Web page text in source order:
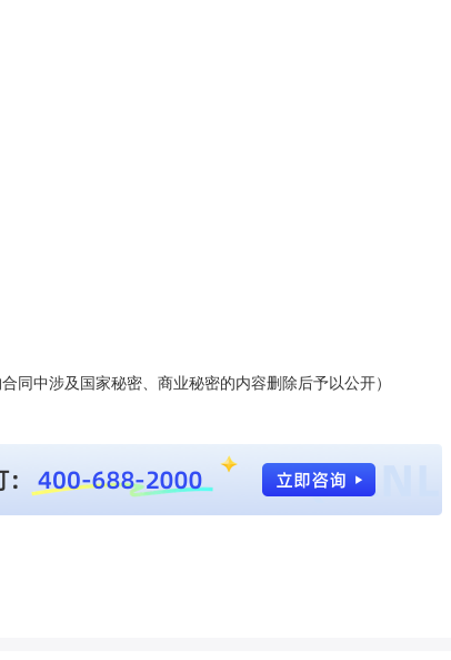
同中涉及国家秘密、商业秘密的内容删除后予以公开）